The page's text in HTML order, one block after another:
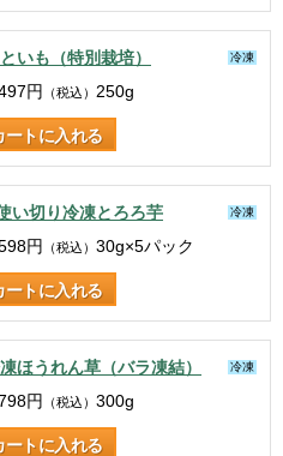
いも（特別栽培） 冷凍
円 （税込） 250g
ートに入れる
い切り冷凍とろろ芋 冷凍
円 （税込） 30g×5パック
ートに入れる
ほうれん草（バラ凍結） 冷凍
円 （税込） 300g
ートに入れる